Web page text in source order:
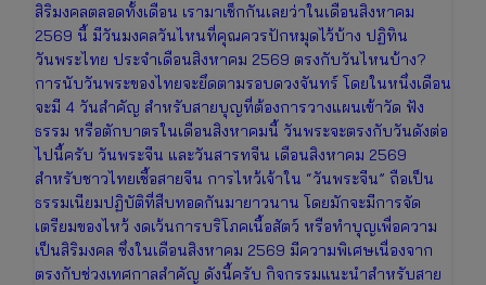
สิริมงคลตลอดทั้งเดือน เรามาเช็กกันเลยว่าในเดือนสิงหาคม
2569 นี้ มีวันมงคลวันไหนที่คุณควรปักหมุดไว้บ้าง ปฏิทิน
วันพระไทย ประจำเดือนสิงหาคม 2569 ตรงกับวันไหนบ้าง?
การนับวันพระของไทยจะยึดตามรอบดวงจันทร์ โดยในหนึ่งเดือน
จะมี 4 วันสำคัญ สำหรับสายบุญที่ต้องการวางแผนเข้าวัด ฟัง
ธรรม หรือตักบาตรในเดือนสิงหาคมนี้ วันพระจะตรงกับวันดังต่อ
ไปนี้ครับ วันพระจีน และวันสารทจีน เดือนสิงหาคม 2569
สำหรับชาวไทยเชื้อสายจีน การไหว้เจ้าใน “วันพระจีน” ถือเป็น
ธรรมเนียมปฏิบัติที่สืบทอดกันมายาวนาน โดยมักจะมีการจัด
เตรียมของไหว้ งดเว้นการบริโภคเนื้อสัตว์ หรือทำบุญเพื่อความ
เป็นสิริมงคล ซึ่งในเดือนสิงหาคม 2569 มีความพิเศษเนื่องจาก
ตรงกับช่วงเทศกาลสำคัญ ดังนี้ครับ กิจกรรมแนะนำสำหรับสาย